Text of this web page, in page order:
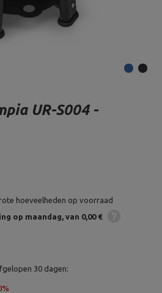
UR-S004 -
hoeveelheden op voorraad
op maandag van 0,00 €
30 dagen: